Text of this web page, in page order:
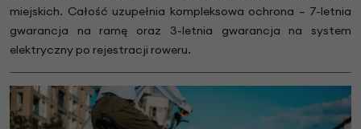
miejskich. Całość uzupełnia kompleksowa ochrona – 7-letnia
gwarancja na ramę oraz 3-letnia gwarancja na system
elektryczny po rejestracji roweru.